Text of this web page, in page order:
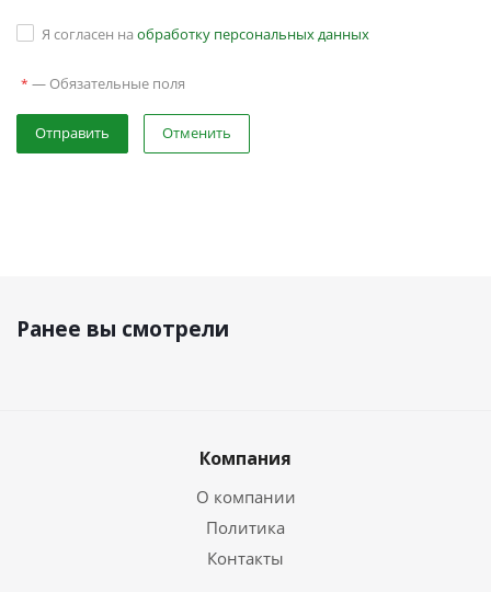
Я согласен на обработку персональных данных
* — Обязательные поля
Отправить Отменить
Ранее вы смотрели
Компания
О компании
Политика
Контакты